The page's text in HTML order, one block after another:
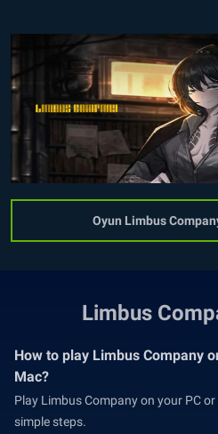
Oyun Limbus
Limbus
How to play Limbus Company
Mac?
Play Limbus Company on your PC
simple steps.